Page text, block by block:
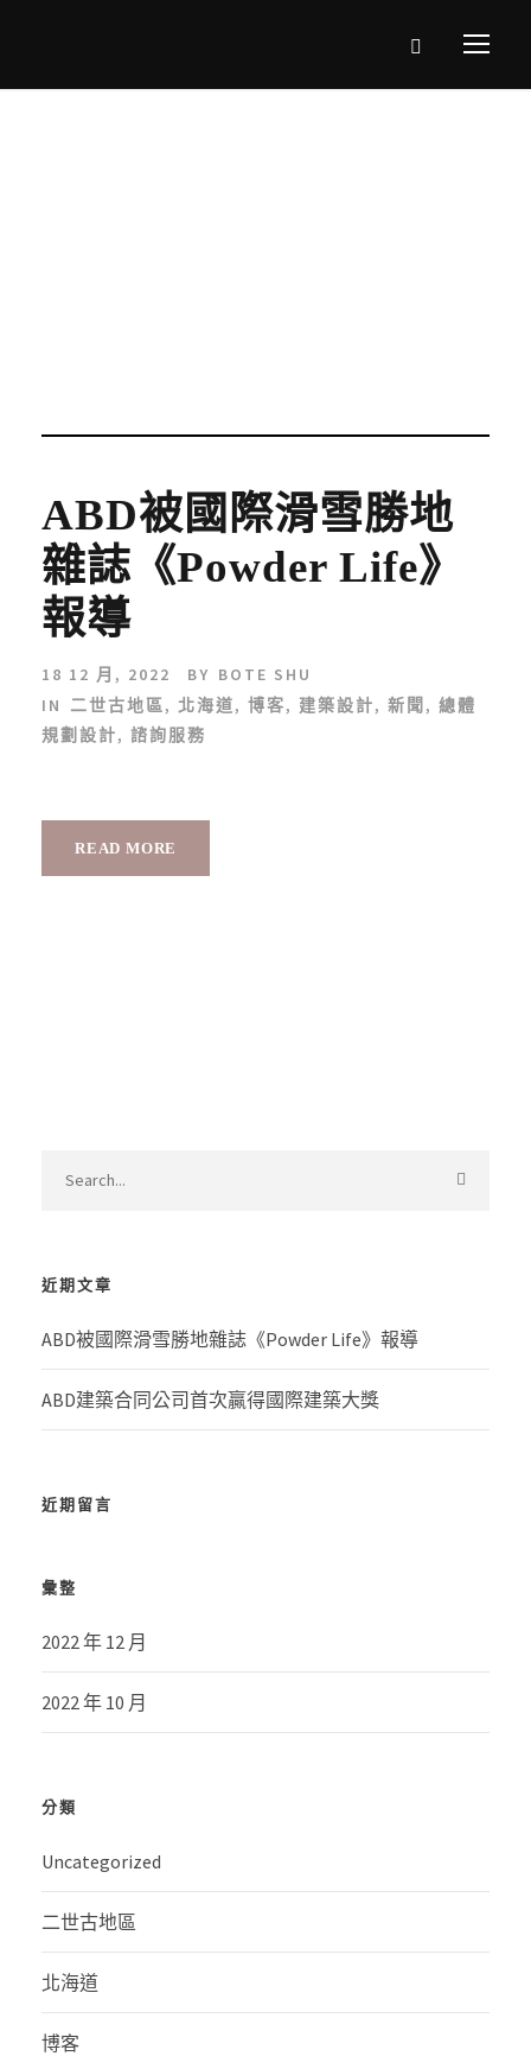
ABD被國際滑雪勝地
雜誌《Powder Life》
報導
18 12 月, 2022 BY BOTE SHU
IN
二世古地區, 北海道, 博客, 建築設計, 新聞 , 總體
規劃設計, 諮詢服務
READ MORE
近期文章
ABD被國際滑雪勝地雜誌《Powder Life》報導
ABD建築合同公司首次贏得國際建築大獎
近期留言
彙整
2022 年 12 月
2022 年 10 月
分類
Uncategorized
二世古地區
北海道
博客